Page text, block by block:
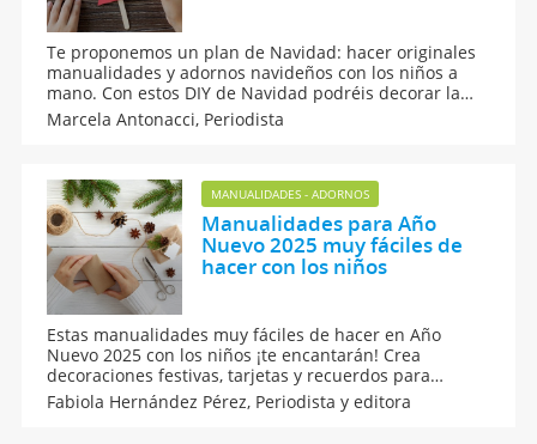
Te proponemos un plan de Navidad: hacer originales
manualidades y adornos navideños con los niños a
mano. Con estos DIY de Navidad podréis decorar la
casa y darle un toque mágico y especial. Se trata de
manualidades de Navidad con materiales y
pequeños disfruten.
Marcela Antonacci, Periodista
MANUALIDADES - ADORNOS
Manualidades para Año
Nuevo 2025 muy fáciles de
hacer con los niños
Estas manualidades muy fáciles de hacer en Año
Nuevo 2025 con los niños ¡te encantarán! Crea
decoraciones festivas, tarjetas y recuerdos para
celebrar el nuevo año en familia. Son actividades
sencillas que mantendrán a los pequeños
Fabiola Hernández Pérez, Periodista y editora